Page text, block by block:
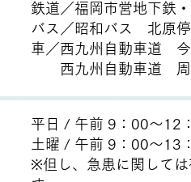
鉄道／福岡市営地下鉄
バス／昭和バス 北原
車／西九州自動車道
西九州自動車道 周
平日 / 午前 9：00～
土曜 / 午前 9：00～13
※但し、急患に関して